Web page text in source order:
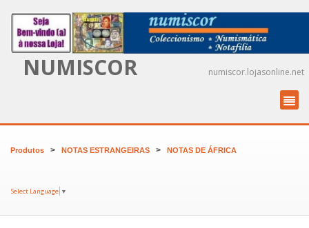
NUMISCOR numiscor.lojasonline.net
Produtos > NOTAS ESTRANGEIRAS > NOTAS DE ÁFRICA
Select Language ▼